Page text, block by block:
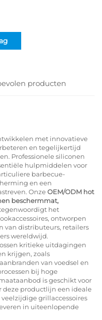
producten
met innovatieve
en tegelijkertijd
Professionele siliconen
hulpmiddelen voor
barbecue-
en een
OnzeOEM/ODM hot
beschermmat,
het
ontworpen
van distributeurs, retailers
wereldwijd.
kritieke uitdagingen
krijgen, zoals
van voedsel en
bij hoge
is geschikt voor
deze productlijn een ideale
grillaccessoires
in uiteenlopende